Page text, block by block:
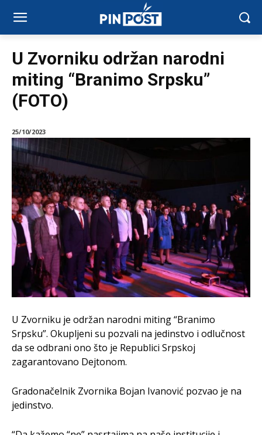
U Zvorniku održan narodni
miting “Branimo Srpsku”
(FOTO)
25/10/2023
U Zvorniku je održan narodni miting “Branimo
Srpsku”. Okupljeni su pozvali na jedinstvo i odlučnost
da se odbrani ono što je Republici Srpskoj
zagarantovano Dejtonom.
Gradonačelnik Zvornika Bojan Ivanović pozvao je na
jedinstvo.